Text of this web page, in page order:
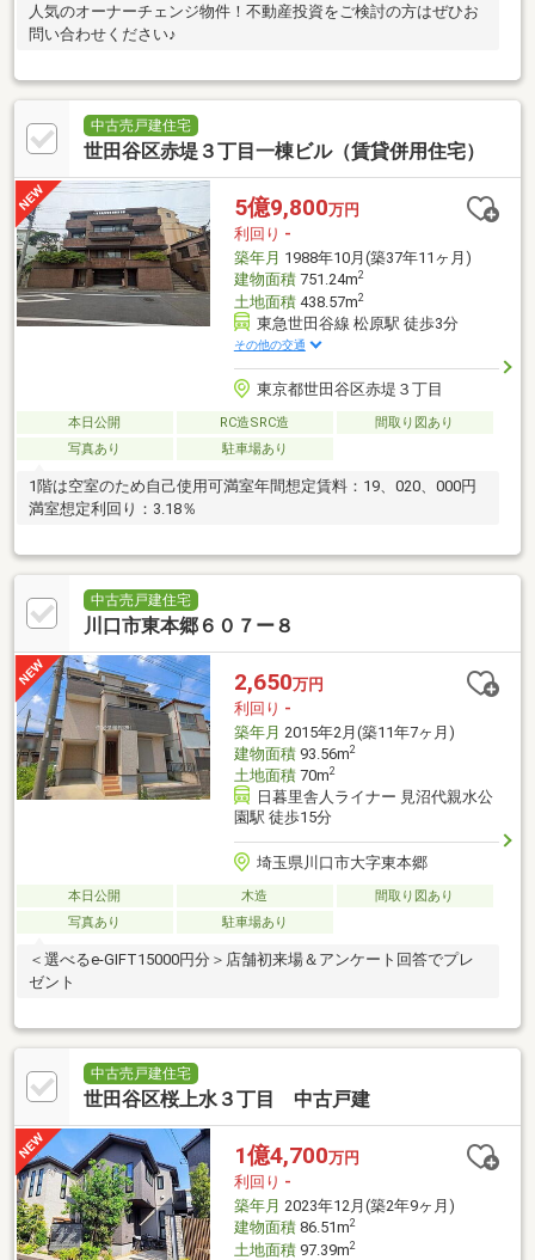
人気のオーナーチェンジ物件！不動産投資をご検討の方はぜひお
問い合わせください♪
中古売戸建住宅
世田谷区赤堤３丁目一棟ビル（賃貸併用住宅）
5億9,800万円
利回り -
築年月 1988年10月(築37年11ヶ月)
建物面積751.24m2
土地面積438.57m2
東急世田谷線 松原駅 徒歩3分
その他の交通
東京都世田谷区赤堤３丁目
本日公開 RC造SRC造
間取り図あり
写真あり
駐車場あり
1階は空室のため自己使用可満室年間想定賃料：19、020、000円
満室想定利回り：3.18％
中古売戸建住宅
川口市東本郷６０７ー８
2,650万円
利回り -
築年月 2015年2月(築11年7ヶ月)
建物面積93.56m2
土地面積70m2
日暮里舎人ライナー 見沼代親水公
園駅 徒歩15分
埼玉県川口市大字東本郷
本日公開 木造
間取り図あり
写真あり
駐車場あり
＜選べるe-GIFT15000円分＞店舗初来場＆アンケート回答でプレ
ゼント
中古売戸建住宅
世田谷区桜上水３丁目 中古戸建
1億4,700万円
利回り -
築年月 2023年12月(築2年9ヶ月)
建物面積86.51m2
土地面積97.39m2